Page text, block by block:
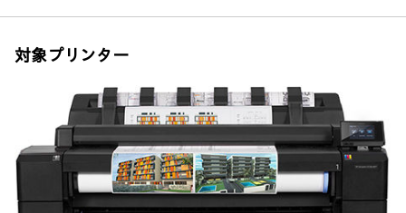
対象プリンター